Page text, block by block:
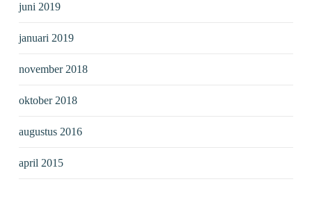
juni 2019
januari 2019
november 2018
oktober 2018
augustus 2016
april 2015